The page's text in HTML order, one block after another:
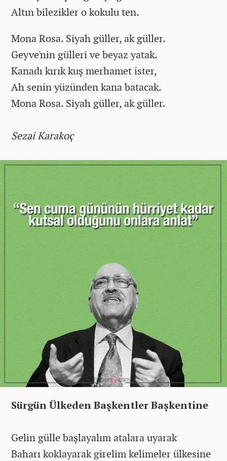
Altın bilezikler o kokulu ten.
Mona Rosa. Siyah güller, ak güller.
Geyve'nin gülleri ve beyaz yatak.
Kanadı kırık kuş merhamet ister,
Ah senin yüzünden kana batacak.
Mona Rosa. Siyah güller, ak güller.
Sezai Karakoç
Sürgün Ülkeden Başkentler Başkentine
Gelin gülle başlayalım atalara uyarak
Baharı koklayarak girelim kelimeler ülkesine